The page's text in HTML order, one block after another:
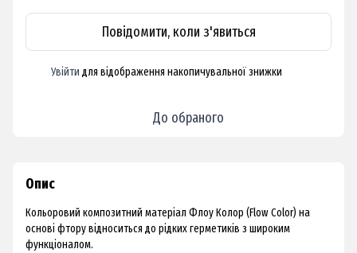
Повідомити, коли з'явиться
Увійти для відображення накопичувальної знижки
До обраного
Опис
Кольоровий композитний матеріал Флоу Колор (Flow Color) на
основі фтору відноситься до рідких герметиків з широким
функціоналом.